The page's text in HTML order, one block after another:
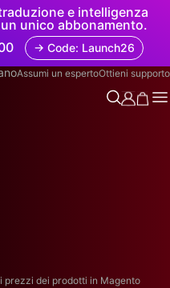
e intelligenza
unico abbonamento.
→ Code: Launch26
Assumi un espertoOttieni supporto
prezzi dei prodotti in Magento